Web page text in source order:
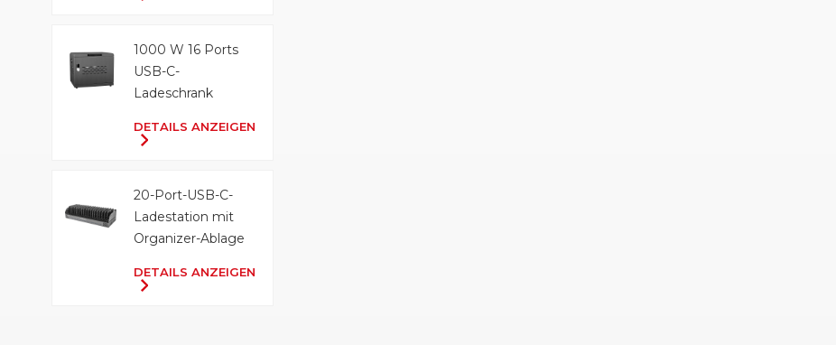
1000 W 16 Ports
USB-C-
Ladeschrank
DETAILS ANZEIGEN
20-Port-USB-C-
Ladestation mit
Organizer-Ablage
DETAILS ANZEIGEN